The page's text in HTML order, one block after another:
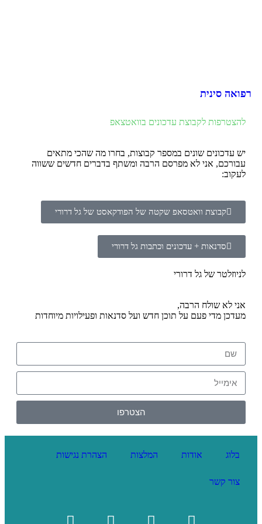
רפואה סינית
להצטרפות לקבוצת עדכונים בוואטצאפ
יש עדכונים שונים במספר קבוצות, בחרו מה שהכי מתאים
עבורכם, אני לא מפרסם הרבה ומשתף בדברים חדשים ששווה
לעקוב:
קבוצת וואטסאפ שקטה של הפודקאסט של גל דרורי
סדנאות + עדכונים וכתבות גל דרורי
לניוזלטר של גל דרורי
אני לא שולח הרבה,
מעדכן מדי פעם על תוכן חדש ועל סדנאות ופעילויות מיוחדות
הצטרפו
בלוג אודות המלצות הצהרת נגישות
צור קשר